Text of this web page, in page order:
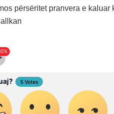
përsëritet pranvera e